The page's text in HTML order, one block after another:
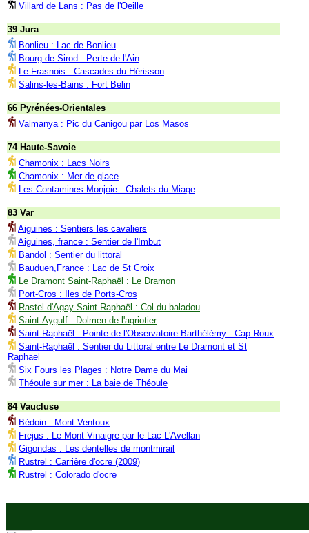
Villard de Lans : Pas de l'Oeille
39 Jura
Bonlieu : Lac de Bonlieu
Bourg-de-Sirod : Perte de l'Ain
Le Frasnois : Cascades du Hérisson
Salins-les-Bains : Fort Belin
66 Pyrénées-Orientales
Valmanya : Pic du Canigou par Los Masos
74 Haute-Savoie
Chamonix : Lacs Noirs
Chamonix : Mer de glace
Les Contamines-Monjoie : Chalets du Miage
83 Var
Aiguines : Sentiers les cavaliers
Aiguines, france : Sentier de l'Imbut
Bandol : Sentier du littoral
Bauduen,France : Lac de St Croix
Le Dramont Saint-Raphaël : Le Dramon
Port-Cros : Iles de Ports-Cros
Rastel d'Agay Saint Raphaël : Col du baladou
Saint-Aygulf : Dolmen de l'agriotier
Saint-Raphaël : Pointe de l'Observatoire Barthélémy - Cap Roux
Saint-Raphaël : Sentier du Littoral entre Le Dramont et St
Raphael
Six Fours les Plages : Notre Dame du Mai
Théoule sur mer : La baie de Théoule
84 Vaucluse
Bédoin : Mont Ventoux
Frejus : Le Mont Vinaigre par le Lac L'Avellan
Gigondas : Les dentelles de montmirail
Rustrel : Carrière d'ocre (2009)
Rustrel : Colorado d'ocre